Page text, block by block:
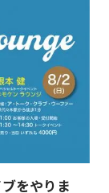
をやりま